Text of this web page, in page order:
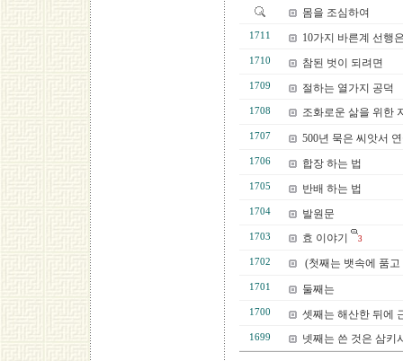
몸을 조심하여
1711 10가지 바른계 선행
1710 참된 벗이 되려면
1709 절하는 열가지 공덕
1708 조화로운 삶을 위한
1707 500년 묵은 씨앗서
1706 합장 하는 법
1705 반배 하는 법
1704 발원문
1703 효 이야기 3
1702 (첫째는 뱃속에 품
1701 둘째는
1700 셋째는 해산한 뒤에
1699 넷째는 쓴 것은 삼키